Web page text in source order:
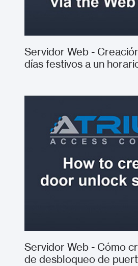
Servidor Web -
días festivos a un
Servidor Web - Cómo
de desbloqueo de